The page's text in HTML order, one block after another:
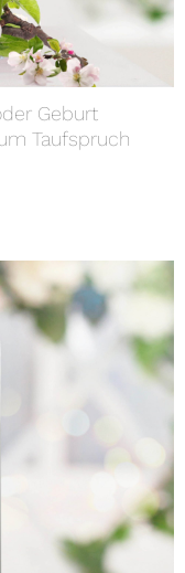
Geburt
Taufspruch